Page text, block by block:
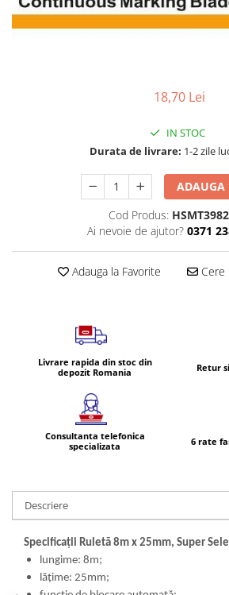
Mercedes Actros MP3
Mercedes Actros MP4, MP5
Scania R S G P Next Generation
Volvo Aero
Volvo FH 4 Euro 6
Lumini, Becuri, Proiectoare
Accesorii iluminare LED camioane
Bare LED (LED Bar) off-road, auto
si camion
Becuri Led Auto
Becuri Xenon Auto
Seturi de Becuri Auto
Faruri Camioane, Utilaje &
Tractoare
18,70 Lei
IN STOC
Durata de livrare: 1-2 zile
ADAUGA
Cod Produs:
Ai nevoie de ajutor? 0371
Adauga la Favorite Cere
Livrare rapida din stoc din
depozit Romania
Retur
Consultanta telefonica
specializata
6 rate
Descriere
Specificații Ruletă 8m x 25mm, Super
lungime: 8m;
lățime: 25mm;